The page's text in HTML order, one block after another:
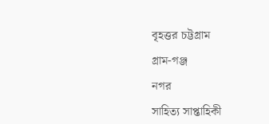
বৃহত্তর চট্টগ্রাম
গ্রাম-গঞ্জ
নগর
সাহিত্য সাপ্তাহিকী